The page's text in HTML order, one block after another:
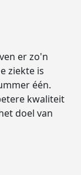
er zo'n
ziekte is
één.
kwaliteit
doel van